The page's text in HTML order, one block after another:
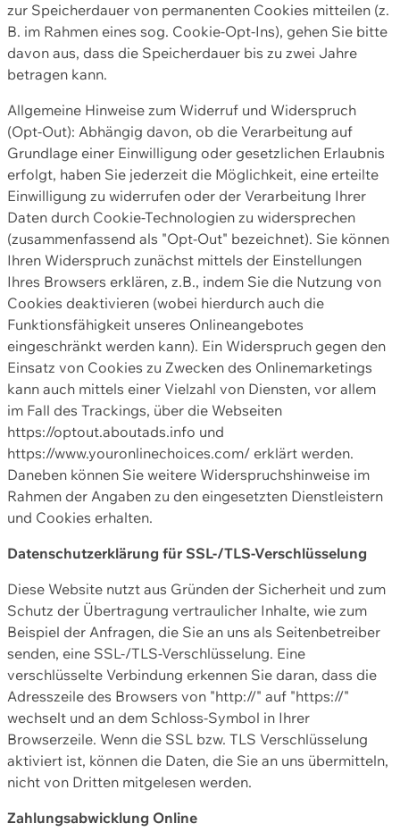
zur Speicherdauer von permanenten Cookies mitteilen (z.
B. im Rahmen eines sog. Cookie-Opt-Ins), gehen Sie bitte
davon aus, dass die Speicherdauer bis zu zwei Jahre
betragen kann.
Allgemeine Hinweise zum Widerruf und Widerspruch
(Opt-Out): Abhängig davon, ob die Verarbeitung auf
Grundlage einer Einwilligung oder gesetzlichen Erlaubnis
erfolgt, haben Sie jederzeit die Möglichkeit, eine erteilte
Einwilligung zu widerrufen oder der Verarbeitung Ihrer
Daten durch Cookie-Technologien zu widersprechen
(zusammenfassend als "Opt-Out" bezeichnet). Sie können
Ihren Widerspruch zunächst mittels der Einstellungen
Ihres Browsers erklären, z.B., indem Sie die Nutzung von
Cookies deaktivieren (wobei hierdurch auch die
Funktionsfähigkeit unseres Onlineangebotes
eingeschränkt werden kann). Ein Widerspruch gegen den
Einsatz von Cookies zu Zwecken des Onlinemarketings
kann auch mittels einer Vielzahl von Diensten, vor allem
im Fall des Trackings, über die Webseiten
https://optout.aboutads.info und
https://www.youronlinechoices.com/ erklärt werden.
Daneben können Sie weitere Widerspruchshinweise im
Rahmen der Angaben zu den eingesetzten Dienstleistern
und Cookies erhalten.
Datenschutzerklärung für SSL-/TLS-Verschlüsselung
Diese Website nutzt aus Gründen der Sicherheit und zum
Schutz der Übertragung vertraulicher Inhalte, wie zum
Beispiel der Anfragen, die Sie an uns als Seitenbetreiber
senden, eine SSL-/TLS-Verschlüsselung. Eine
verschlüsselte Verbindung erkennen Sie daran, dass die
Adresszeile des Browsers von "http://" auf "https://"
wechselt und an dem Schloss-Symbol in Ihrer
Browserzeile. Wenn die SSL bzw. TLS Verschlüsselung
aktiviert ist, können die Daten, die Sie an uns übermitteln,
nicht von Dritten mitgelesen werden.
Zahlungsabwicklung Online